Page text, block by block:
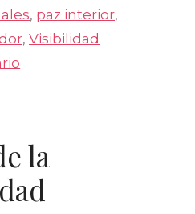
, paz interior,
, Visibilidad
la